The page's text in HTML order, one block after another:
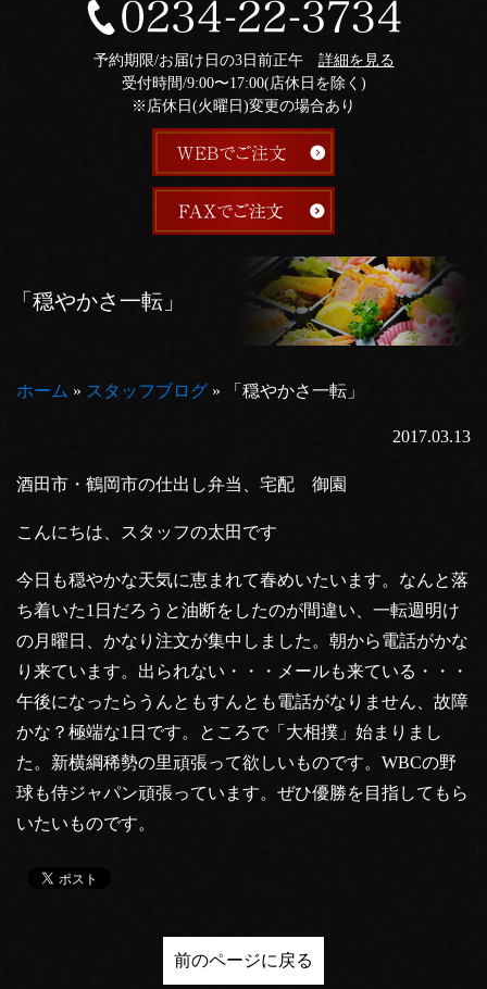
予約期限/お届け日の3日前正午 詳細を見る
受付時間/9:00〜17:00(店休日を除く)
※店休日(火曜日)変更の場合あり
「穏やかさ一転」
ホーム » スタッフブログ » 「穏やかさ一転」
2017.03.13
酒田市・鶴岡市の仕出し弁当、宅配 御園
こんにちは、スタッフの太田です
今日も穏やかな天気に恵まれて春めいたいます。なんと落
ち着いた1日だろうと油断をしたのが間違い、一転週明け
の月曜日、かなり注文が集中しました。朝から電話がかな
り来ています。出られない・・・メールも来ている・・・
午後になったらうんともすんとも電話がなりません、故障
かな？極端な1日です。ところで「大相撲」始まりまし
た。新横綱稀勢の里頑張って欲しいものです。WBCの野
球も侍ジャパン頑張っています。ぜひ優勝を目指してもら
いたいものです。
前のページに戻る